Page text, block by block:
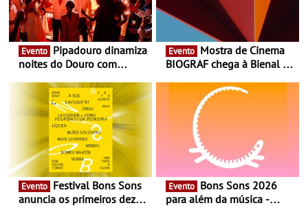
Evento
noites do Douro com
vinho, gastronomia e
música
Evento
BIOGRAF chega à Bienal de
Documentário, ensaio
fílmico e práticas artísticas
Evento
anuncia os primeiros dez
Evento
para além da música -